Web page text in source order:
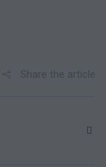
Share the article